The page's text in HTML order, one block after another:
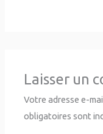
Laisser un
Votre adresse e-
obligatoires sont